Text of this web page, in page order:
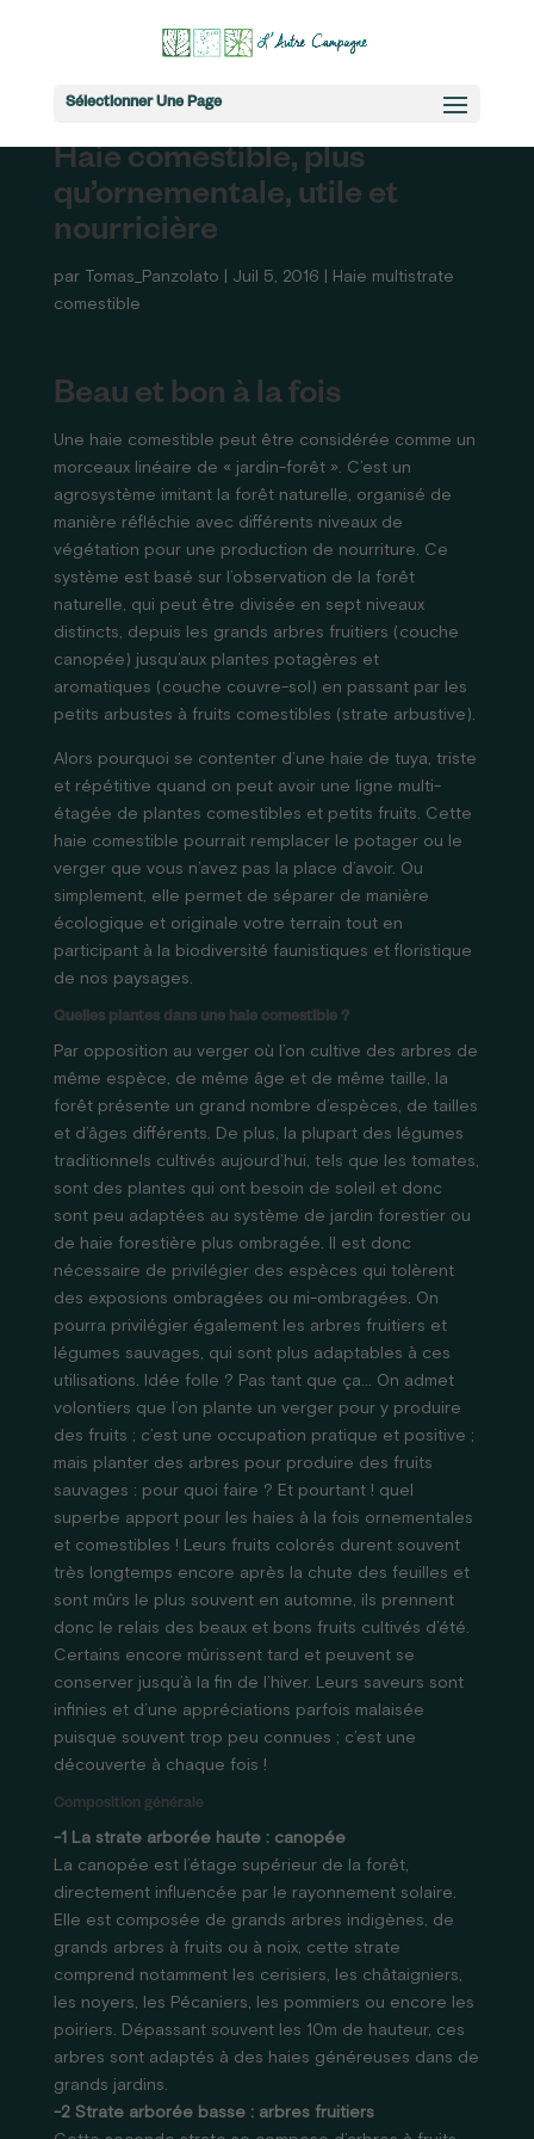
Sélectionner Une Page
Haie comestible, plus
qu’ornementale, utile et
nourricière
par Tomas_Panzolato Juil 5, 2016
Haie multistrate
comestible
Beau et bon à la fois
Une haie comestible peut être considérée comme un
morceaux linéaire de « jardin-forêt ». C’est un
agrosystème imitant la forêt naturelle, organisé de
manière réfléchie avec différents niveaux de
végétation pour une production de nourriture. Ce
système est basé sur l’observation de la forêt
naturelle, qui peut être divisée en sept niveaux
distincts, depuis les grands arbres fruitiers (couche
canopée) jusqu’aux plantes potagères et
aromatiques (couche couvre-sol) en passant par les
petits arbustes à fruits comestibles (strate arbustive).
Alors pourquoi se contenter d’une haie de tuya, triste
et répétitive quand on peut avoir une ligne multi-
étagée de plantes comestibles et petits fruits. Cette
haie comestible pourrait remplacer le potager ou le
verger que vous n’avez pas la place d’avoir. Ou
simplement, elle permet de séparer de manière
écologique et originale votre terrain tout en
participant à la biodiversité faunistiques et floristique
de nos paysages.
Quelles plantes dans une haie comestible ?
Par opposition au verger où l’on cultive des arbres de
même espèce, de même âge et de même taille, la
forêt présente un grand nombre d’espèces, de tailles
et d’âges différents. De plus, la plupart des légumes
traditionnels cultivés aujourd’hui, tels que les tomates,
sont des plantes qui ont besoin de soleil et donc
sont peu adaptées au système de jardin forestier ou
de haie forestière plus ombragée. Il est donc
nécessaire de privilégier des espèces qui tolèrent
des exposions ombragées ou mi-ombragées. On
pourra privilégier également les arbres fruitiers et
légumes sauvages, qui sont plus adaptables à ces
utilisations. Idée folle ? Pas tant que ça… On admet
volontiers que l’on plante un verger pour y produire
des fruits ; c’est une occupation pratique et positive ;
mais planter des arbres pour produire des fruits
sauvages : pour quoi faire ? Et pourtant ! quel
superbe apport pour les haies à la fois ornementales
et comestibles ! Leurs fruits colorés durent souvent
très longtemps encore après la chute des feuilles et
sont mûrs le plus souvent en automne, ils prennent
donc le relais des beaux et bons fruits cultivés d’été.
Certains encore mûrissent tard et peuvent se
conserver jusqu’à la fin de l’hiver. Leurs saveurs sont
infinies et d’une appréciations parfois malaisée
puisque souvent trop peu connues ; c’est une
découverte à chaque fois !
Composition générale
-1 La strate arborée haute : canopée
La canopée est l’étage supérieur de la forêt,
directement influencée par le rayonnement solaire.
Elle est composée de grands arbres indigènes, de
grands arbres à fruits ou à noix, cette strate
comprend notamment les cerisiers, les châtaigniers,
les noyers, les Pécaniers, les pommiers ou encore les
poiriers. Dépassant souvent les 10m de hauteur, ces
arbres sont adaptés à des haies généreuses dans de
grands jardins.
-2 Strate arborée basse : arbres fruitiers